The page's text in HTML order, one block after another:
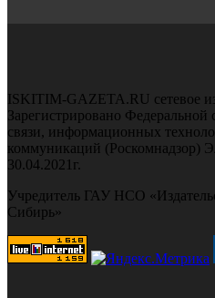
ISKITIM-GAZETA.RU сетевое
Зарегистрировано Федеральной
связи, информационных
коммуникаций (Роскомнадзор)
30.04.2021г.
Учредитель ГАУ НСО
Сибирь»